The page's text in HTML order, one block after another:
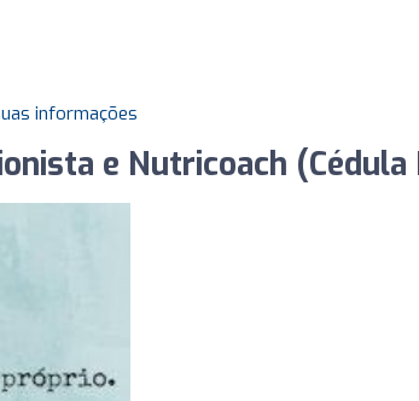
informações
e Nutricoach